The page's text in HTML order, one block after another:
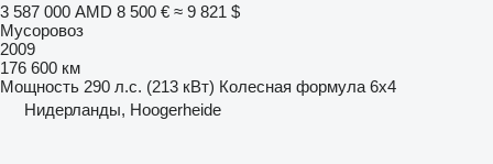
3 587 000 AMD 8 500 € ≈ 9 821 $
Мусоровоз
2009
176 600 км
Мощность 290 л.с. (213 кВт) Колесная формула 6x4
Нидерланды, Hoogerheide